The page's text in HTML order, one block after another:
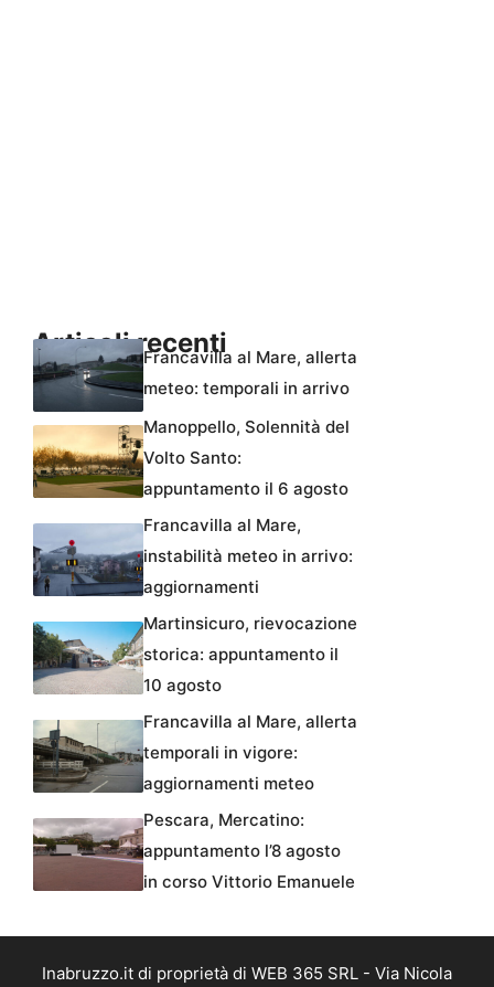
Articoli recentiFrancavilla al Mare, allerta
meteo: temporali in arrivo
Manoppello, Solennità del
Volto Santo:
appuntamento il 6 agosto
Francavilla al Mare,
instabilità meteo in arrivo:
aggiornamenti
Martinsicuro, rievocazione
storica: appuntamento il
10 agosto
Francavilla al Mare, allerta
temporali in vigore:
aggiornamenti meteo
Pescara, Mercatino:
appuntamento l’8 agosto
in corso Vittorio Emanuele
Inabruzzo.it di proprietà di WEB 365 SRL - Via Nicola